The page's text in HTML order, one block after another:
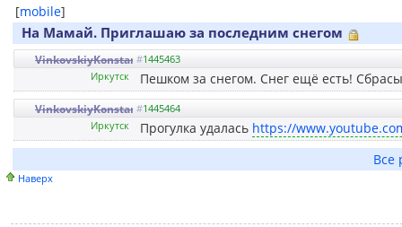
[mobile]
На Мамай. Приглашаю за последним снегом
VinkovskiyKonstantin
#1445463
Иркутск
Пешком за снегом. Снег ещё есть!
VinkovskiyKonstantin
#1445464
Иркутск
Прогулка удалась https://
Все
Наверх